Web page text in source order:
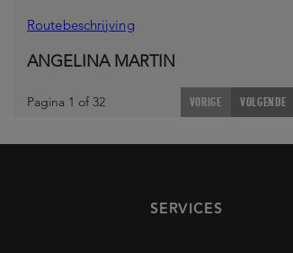
Routebeschrijving
ANGELINA MARTIN
PROFESSOR TULPPLEIN 2
Pagina 1 of 32 VORIGE VOLGENDE
SERVICES